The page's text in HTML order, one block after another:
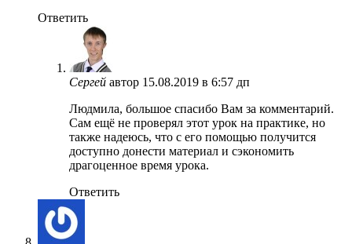
Ответить
Сергей автор 15.08.2019 в 6:57 дп
Людмила, большое спасибо Вам за комментарий.
Сам ещё не проверял этот урок на практике, но
также надеюсь, что с его помощью получится
доступно донести материал и сэкономить
драгоценное время урока.
Ответить